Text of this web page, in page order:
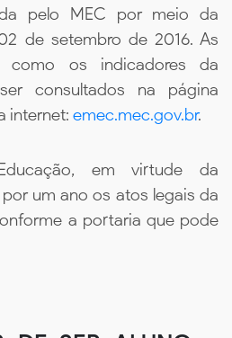
pelo MEC por meio da
de setembro de 2016. As
como os indicadores da
consultados na página
internet: emec.mec.gov.br.
em virtude da
um ano os atos legais da
a portaria que pode